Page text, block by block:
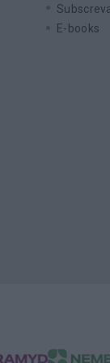
E-books